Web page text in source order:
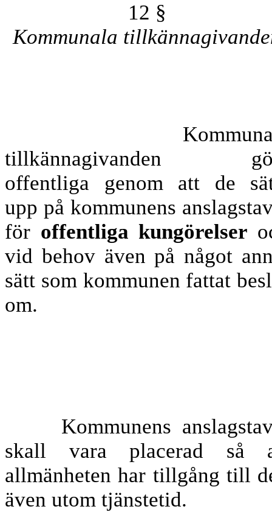
12 §
Kommunala
tillkännagivanden
offentliga genom att de
upp på kommunens
för offentliga kungörelser
vid behov även på något
sätt som kommunen fattat
om.
Kommunens
skall vara placerad så
allmänheten har tillgång till
även utom tjänstetid.